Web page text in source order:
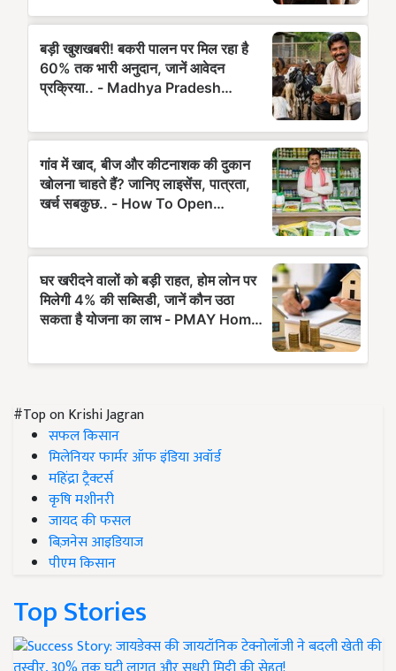
#Top on Krishi Jagran
सफल किसान
मिलेनियर फार्मर ऑफ इंडिया अवॉर्ड
महिंद्रा ट्रैक्टर्स
कृषि मशीनरी
जायद की फसल
बिज़नेस आइडियाज
पीएम किसान
Top Stories